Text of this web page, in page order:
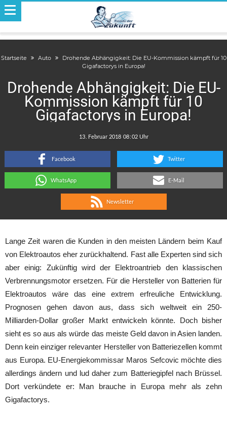
Startseite Auto
Drohende Abhängigkeit: Die EU-Kommission kämpft für 10
Gigafactorys in Europa!
Drohende Abhängigkeit: Die EU-
Kommission kämpft für 10
Gigafactorys in Europa!
:
Facebook Twitter
WhatsApp E-Mail
Newsletter
Lange Zeit waren die Kunden in den meisten Ländern beim Kauf
von Elektroautos eher zurückhaltend. Fast alle Experten sind sich
aber einig: Zukünftig wird der Elektroantrieb den klassischen
Verbrennungsmotor ersetzen. Für die Hersteller von Batterien für
Elektroautos wäre das eine extrem erfreuliche Entwicklung.
Prognosen gehen davon aus, dass sich weltweit ein 250-
Milliarden-Dollar großer Markt entwickeln könnte. Doch bisher
sieht es so aus als würde das meiste Geld davon in Asien landen.
Denn kein einziger relevanter Hersteller von Batteriezellen kommt
aus Europa. EU-Energiekommissar Maros Sefcovic möchte dies
allerdings ändern und lud daher zum Batteriegipfel nach Brüssel.
Dort verkündete er: Man brauche in Europa mehr als zehn
Gigafactorys.